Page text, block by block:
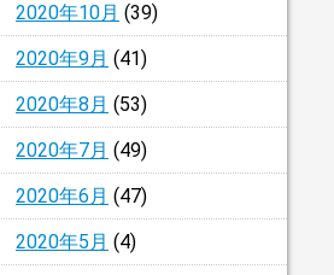
2020年10月 (39)
2020年9月 (41)
2020年8月 (53)
2020年7月 (49)
2020年6月 (47)
2020年5月 (4)